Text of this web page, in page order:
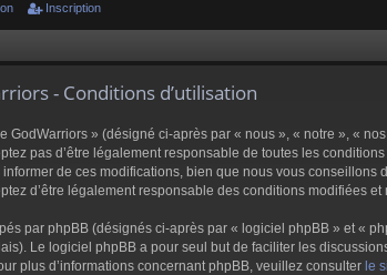
Inscription
- Conditions d’utilisation
GodWarriors » (désigné ci-après par « nous », « notre », «
pas d’être légalement responsable de toutes les
de ces modifications, bien que nous vous
d’être légalement responsable des conditions modifiées et
par phpBB (désignés ci-après par « logiciel phpBB » et «
Le logiciel phpBB a pour seul but de faciliter les
plus d’informations concernant phpBB, veuillez consulter le